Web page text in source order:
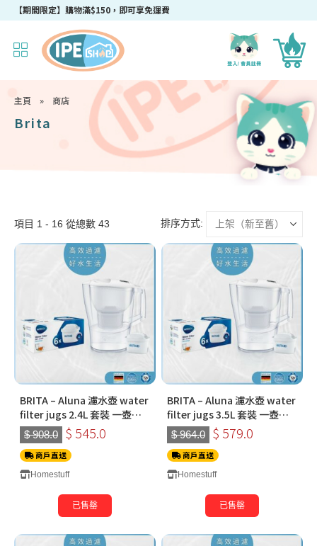
【期間限定】購物滿$150，即可享免運費
成為IPEshop會員，新會員即可獲得迎新$50購物優惠碼！
主頁 » 商店
Brita
項目 1 - 16 從總數 43 排序方式:
BRITA – Aluna 濾水壺 water
filter jugs 2.4L 套裝 一壺七
芯 *限時贈送 全效濾芯2件
$ 908.0 $ 545.0
商戶直送
Homestuff
已售罄
BRITA – Aluna 濾水壺 water
filter jugs 3.5L 套裝 一壺七
芯 *限時贈送 全效濾芯2件
$ 964.0 $ 579.0
商戶直送
Homestuff
已售罄